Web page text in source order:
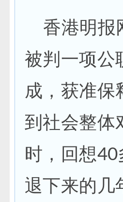
香港明报
被判一项公
成，获准保
到社会整体
时，回想
退下来的几